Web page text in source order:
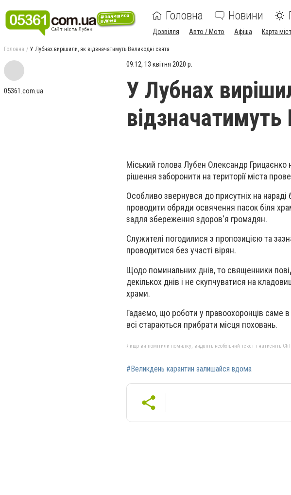
Головна Новини
Дозвілля Авто / Мото Афіша Карта
Головна У Лубнах вирішили, як відзначатимуть Великодні свята
05361.com.ua
09:12, 13 квітня 2020 р.
У Лубнах
відзначатимуть
Міський голова Лубен Олександр Грицаєнко
рішення заборонити на території міста
Особливо звернувся до присутніх на
проводити обряди освячення пасок біля
задля збереження здоров'я громадян.
Служителі погодилися з пропозицією та
проводитися без участі вірян.
Щодо поминальних днів, то священники
декількох днів і не скупчуватися на
храми.
Гадаємо, що роботи у правоохоронців саме
всі стараються прибрати місця поховань.
Якщо ви помітили помилку, виділіть необхідний текст і натисніть
#Великдень карантин залишайся вдома